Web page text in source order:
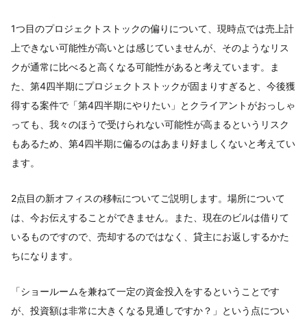
1つ目のプロジェクトストックの偏りについて、現時点では売上計
上できない可能性が高いとは感じていませんが、そのようなリス
クが通常に比べると高くなる可能性があると考えています。ま
た、第4四半期にプロジェクトストックが固まりすぎると、今後獲
得する案件で「第4四半期にやりたい」とクライアントがおっしゃ
っても、我々のほうで受けられない可能性が高まるというリスク
もあるため、第4四半期に偏るのはあまり好ましくないと考えてい
ます。
2点目の新オフィスの移転についてご説明します。場所について
は、今お伝えすることができません。また、現在のビルは借りて
いるものですので、売却するのではなく、貸主にお返しするかた
ちになります。
「ショールームを兼ねて一定の資金投入をするということです
が、投資額は非常に大きくなる見通しですか？」という点につい